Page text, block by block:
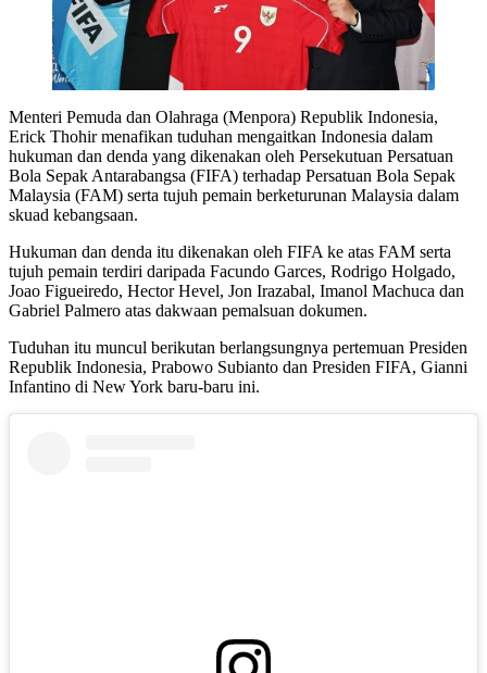
Menteri Pemuda dan Olahraga (Menpora) Republik Indonesia,
Erick Thohir menafikan tuduhan mengaitkan Indonesia dalam
hukuman dan denda yang dikenakan oleh Persekutuan Persatuan
Bola Sepak Antarabangsa (FIFA) terhadap Persatuan Bola Sepak
Malaysia (FAM) serta tujuh pemain berketurunan Malaysia dalam
skuad kebangsaan.
Hukuman dan denda itu dikenakan oleh FIFA ke atas FAM serta
tujuh pemain terdiri daripada Facundo Garces, Rodrigo Holgado,
Joao Figueiredo, Hector Hevel, Jon Irazabal, Imanol Machuca dan
Gabriel Palmero atas dakwaan pemalsuan dokumen.
Tuduhan itu muncul berikutan berlangsungnya pertemuan Presiden
Republik Indonesia, Prabowo Subianto dan Presiden FIFA, Gianni
Infantino di New York baru-baru ini.